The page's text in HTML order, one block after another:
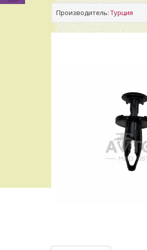
Производитель: Турция